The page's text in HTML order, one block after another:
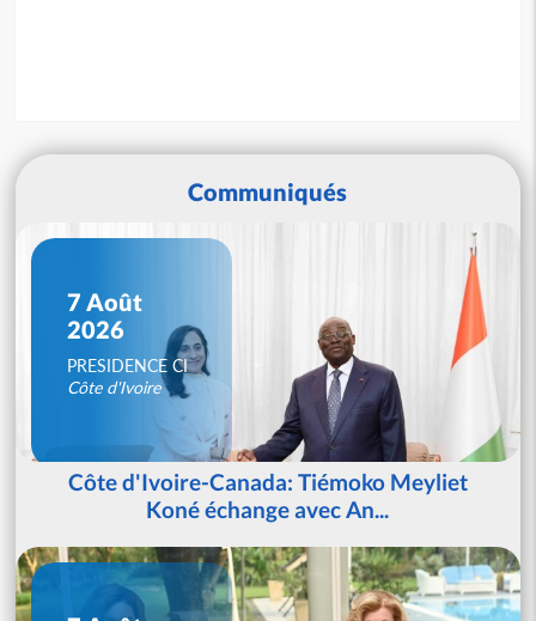
Communiqués
7 Août
2026
PRESIDENCE CI
Côte d'Ivoire
Côte d'Ivoire-Canada: Tiémoko Meyliet
Koné échange avec An...